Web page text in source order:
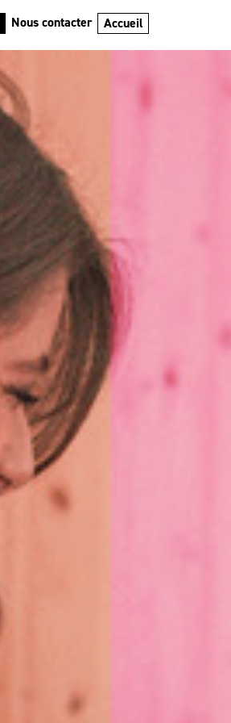
Nous contacter Accueil